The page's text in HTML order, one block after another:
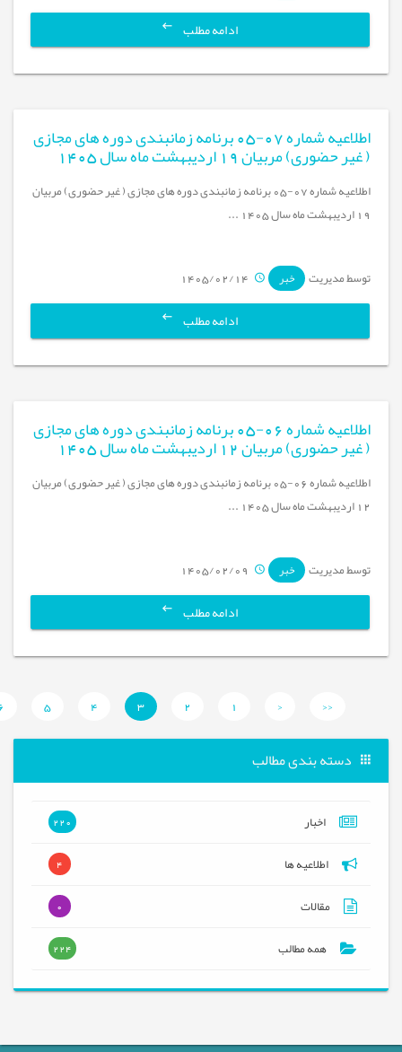
ادامه مطلب
اطلاعیه شماره 07-05 برنامه زمانبندی دوره های مجازی
( غیر حضوری) مربیان 19 اردیبهشت ماه سال 1405
اطلاعیه شماره 07-05 برنامه زمانبندی دوره های مجازی ( غیر حضوری) مربیان
19 اردیبهشت ماه سال 1405 ...
توسط مدیریت خبر 1405/02/14
ادامه مطلب
اطلاعیه شماره 06-05 برنامه زمانبندی دوره های مجازی
( غیر حضوری) مربیان 12 اردیبهشت ماه سال 1405
اطلاعیه شماره 06-05 برنامه زمانبندی دوره های مجازی ( غیر حضوری) مربیان
12 اردیبهشت ماه سال 1405 ...
توسط مدیریت خبر 1405/02/09
ادامه مطلب
<<
<
1
2
3
4
5
دسته بندی مطالب
اخبار 220
اطلاعیه ها 4
مقالات 0
همه مطالب 224